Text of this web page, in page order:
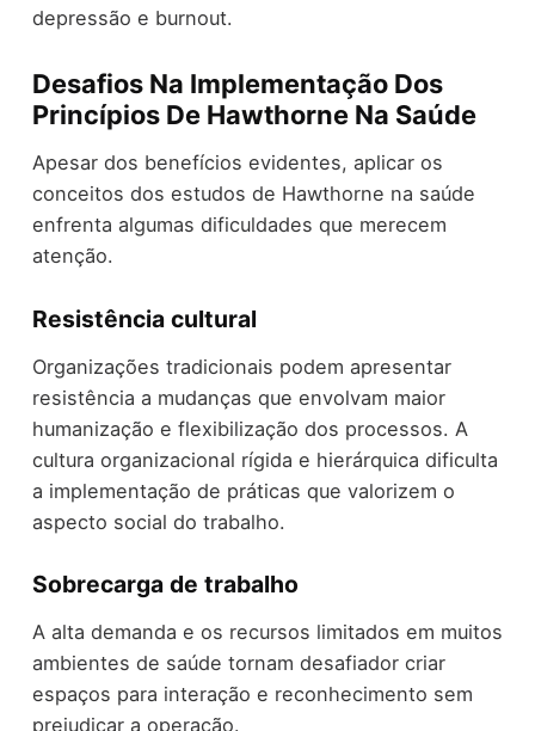
depressão e burnout.
Desafios Na Implementação Dos
Princípios De Hawthorne Na Saúde
Apesar dos benefícios evidentes, aplicar os
conceitos dos estudos de Hawthorne na saúde
enfrenta algumas dificuldades que merecem
atenção.
Resistência cultural
Organizações tradicionais podem apresentar
resistência a mudanças que envolvam maior
humanização e flexibilização dos processos. A
cultura organizacional rígida e hierárquica dificulta
a implementação de práticas que valorizem o
aspecto social do trabalho.
Sobrecarga de trabalho
A alta demanda e os recursos limitados em muitos
ambientes de saúde tornam desafiador criar
espaços para interação e reconhecimento sem
prejudicar a operação.